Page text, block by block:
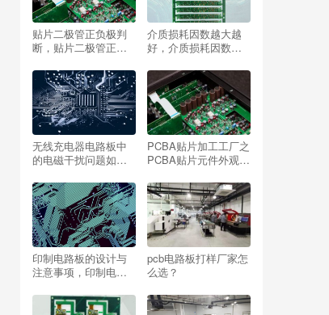
贴片二极管正负极判
断，贴片二极管正负
介质损耗因数越大越
好，介质损耗因数越
无线充电器电路板中
的电磁干扰问题如何
PCBA贴片加工工厂之
PCBA贴片元件外观检
印制电路板的设计与
注意事项，印制电路
有哪些？
pcb电路板打样厂家怎
么选？